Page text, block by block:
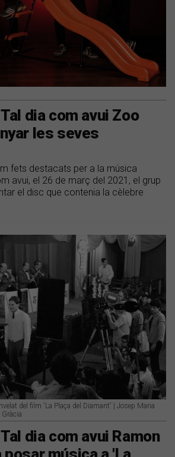
dia com avui Zoo
les seves
fets destacats per a la música
avui, el 26 de març del 2021, el grup
el disc que contenia la cèlebre
del film 'La Plaça del Diamant' | Josep Maria
Gràcia
dia com avui Ramon